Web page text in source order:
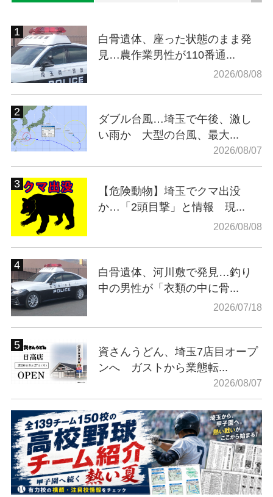
白骨遺体、座った状態のまま発
見…農作業男性が110番通...
2026/08/08
ダブル台風…埼玉で午後、激し
い雨か 大型の台風、最大...
2026/08/07
【危険動物】埼玉でクマ出没
か…「2頭目撃」と情報 現...
2026/08/08
白骨遺体、河川敷で発見…釣り
中の男性が「衣類の中に骨...
2026/07/18
資さんうどん、埼玉7店目オープ
ンへ ガストから業態転...
2026/08/07